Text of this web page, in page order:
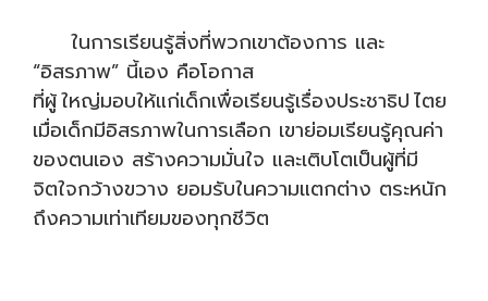
ในการเรียนรู้สิ่งที่พวกเขาต้องการ และ
“อิสรภาพ” นี้เอง คือโอกาส
ที่ผู้ ใหญ่มอบให้แก่เด็กเพื่อเรียนรู้เรื่องประชาธิป ไตย
เมื่อเด็กมีอิสรภาพในการเลือก เขาย่อมเรียนรู้คุณค่า
ของตนเอง สร้างความมั่นใจ และเติบโตเป็นผู้ที่มี
จิตใจกว้างขวาง ยอมรับในความแตกต่าง ตระหนัก
ถึงความเท่าเทียมของทุกชีวิต